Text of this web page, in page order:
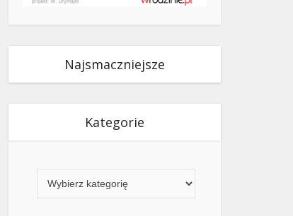
Najsmaczniejsze
Kategorie